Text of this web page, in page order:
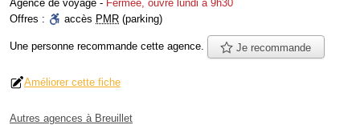
Agence de voyage - Fermée, ouvre lundi à 9h30
Offres :
accès PMR (parking)
Une personne recommande cette agence. Je recommande
Améliorer cette fiche
Autres agences à Breuillet